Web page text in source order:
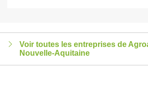
Voir toutes les entreprises de
Nouvelle-Aquitaine